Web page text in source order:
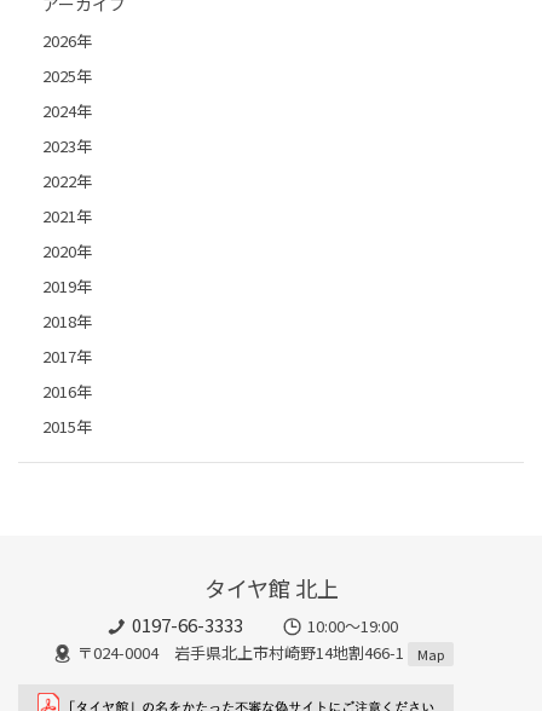
2026年
2025年
2024年
2023年
2022年
2021年
2020年
2019年
2018年
2017年
2016年
2015年
タイヤ館 北上
0197-66-3333
10:00～19:00
〒024-0004 岩手県北上市村崎野14地割466-1
Map